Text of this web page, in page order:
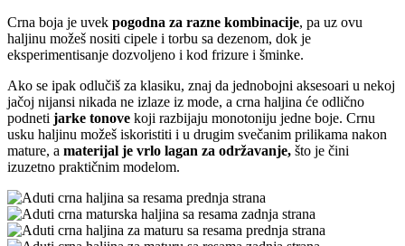
Crna boja je uvek pogodna za razne kombinacije, pa uz ovu
haljinu možeš nositi cipele i torbu sa dezenom, dok je
eksperimentisanje dozvoljeno i kod frizure i šminke.
Ako se ipak odlučiš za klasiku, znaj da jednobojni aksesoari u nekoj
jačoj nijansi nikada ne izlaze iz mode, a crna haljina će odlično
podneti jarke tonove koji razbijaju monotoniju jedne boje. Crnu
usku haljinu možeš iskoristiti i u drugim svečanim prilikama nakon
mature, a materijal je vrlo lagan za održavanje, što je čini
izuzetno praktičnim modelom.